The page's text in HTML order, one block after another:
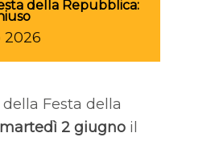
della Repubblica:
2026
Festa della
martedì 2 giugnoil